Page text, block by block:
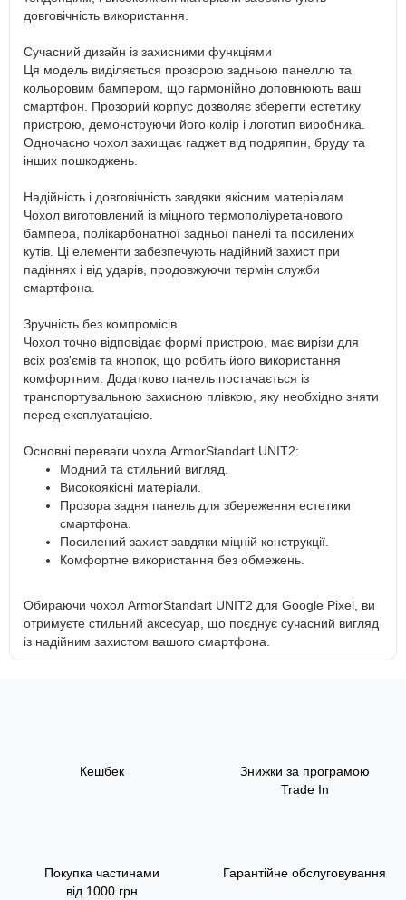
довговічність використання.
Сучасний дизайн із захисними функціями
Ця модель виділяється прозорою задньою панеллю та
кольоровим бампером, що гармонійно доповнюють ваш
смартфон. Прозорий корпус дозволяє зберегти естетику
пристрою, демонструючи його колір і логотип виробника.
Одночасно чохол захищає гаджет від подряпин, бруду та
інших пошкоджень.
Надійність і довговічність завдяки якісним матеріалам
Чохол виготовлений із міцного термополіуретанового
бампера, полікарбонатної задньої панелі та посилених
кутів. Ці елементи забезпечують надійний захист при
падіннях і від ударів, продовжуючи термін служби
смартфона.
Зручність без компромісів
Чохол точно відповідає формі пристрою, має вирізи для
всіх роз'ємів та кнопок, що робить його використання
комфортним. Додатково панель постачається із
транспортувальною захисною плівкою, яку необхідно зняти
перед експлуатацією.
Основні переваги чохла ArmorStandart UNIT2:
Модний та стильний вигляд.
Високоякісні матеріали.
Прозора задня панель для збереження естетики
смартфона.
Посилений захист завдяки міцній конструкції.
Комфортне використання без обмежень.
Обираючи чохол ArmorStandart UNIT2 для Google Pixel, ви
отримуєте стильний аксесуар, що поєднує сучасний вигляд
із надійним захистом вашого смартфона.
Кешбек
Знижки за програмою
Trade In
Покупка частинами
від 1000 грн
Гарантійне обслуговування